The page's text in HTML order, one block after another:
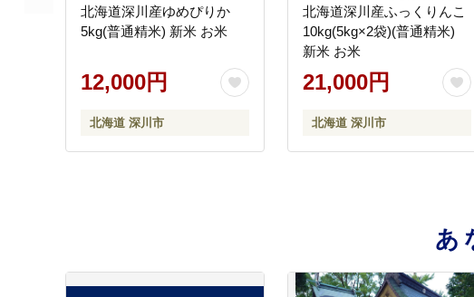
北海道深川産ゆめぴりか
5kg(普通精米) 新米 お米
12,000円
北海道 深川市
北海道深川産ふっくりんこ
10kg(5kg×2袋)(普通精米)
新米 お米
21,000円
北海道 深川市
あ